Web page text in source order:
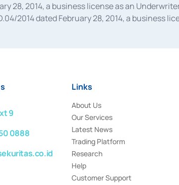
28, 2014, a business license as an
2014 dated February 28, 2014, a business
Services Authority Number S-67/
was issued in 2018.
9
0888
Links
About Us
Our Services
Latest News
Trading Platform
Research
Help
Customer Support